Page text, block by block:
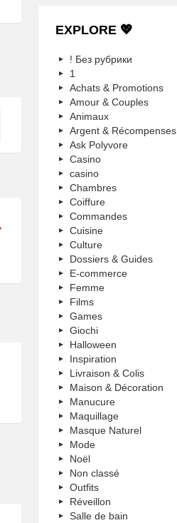
EXPLORE 💖
! Без рубрики
1
Achats & Promotions
Amour & Couples
Animaux
Argent & Récompenses
Ask Polyvore
Casino
casino
Chambres
Coiffure
Commandes
Cuisine
Culture
Dossiers & Guides
E-commerce
Femme
Films
Games
Giochi
Halloween
Inspiration
Livraison & Colis
Maison & Décoration
Manucure
Maquillage
Masque Naturel
Mode
Noël
Non classé
Outfits
Réveillon
Salle de bain